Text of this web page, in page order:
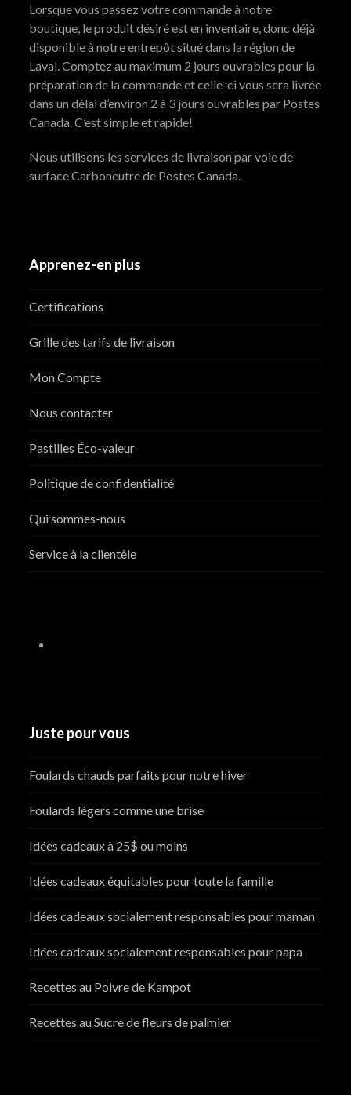
Lorsque vous passez votre commande à notre
boutique, le produit désiré est en inventaire, donc déjà
disponible à notre entrepôt situé dans la région de
Laval. Comptez au maximum 2 jours ouvrables pour la
préparation de la commande et celle-ci vous sera livrée
dans un délai d’environ 2 à 3 jours ouvrables par Postes
Canada. C’est simple et rapide!
Nous utilisons les services de livraison par voie de
surface Carboneutre de Postes Canada.
Apprenez-en plus
Certifications
Grille des tarifs de livraison
Mon Compte
Nous contacter
Pastilles Éco-valeur
Politique de confidentialité
Qui sommes-nous
Service à la clientèle
Juste pour vous
Foulards chauds parfaits pour notre hiver
Foulards légers comme une brise
Idées cadeaux à 25$ ou moins
Idées cadeaux équitables pour toute la famille
Idées cadeaux socialement responsables pour maman
Idées cadeaux socialement responsables pour papa
Recettes au Poivre de Kampot
Recettes au Sucre de fleurs de palmier